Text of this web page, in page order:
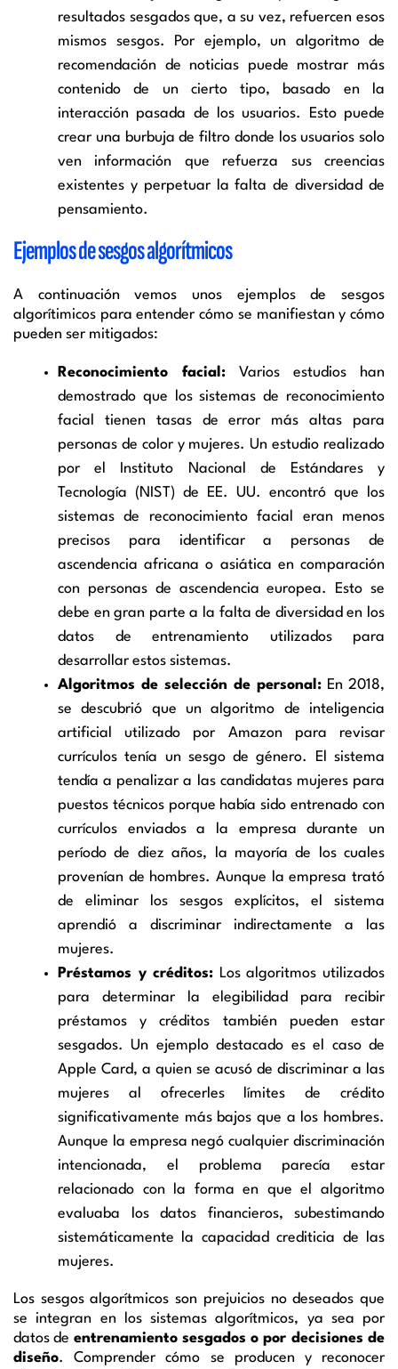
resultados sesgados que, a su vez, refuercen esos
mismos sesgos. Por ejemplo, un algoritmo de
recomendación de noticias puede mostrar más
contenido de un cierto tipo, basado en la
interacción pasada de los usuarios. Esto puede
crear una burbuja de filtro donde los usuarios solo
ven información que refuerza sus creencias
existentes y perpetuar la falta de diversidad de
pensamiento.
Ejemplos de sesgos algorítmicos
A continuación vemos unos ejemplos de sesgos
algorítimicos para entender cómo se manifiestan y cómo
pueden ser mitigados:
Reconocimiento facial: Varios estudios han
demostrado que los sistemas de reconocimiento
facial tienen tasas de error más altas para
personas de color y mujeres. Un estudio realizado
por el Instituto Nacional de Estándares y
Tecnología (NIST) de EE. UU. encontró que los
sistemas de reconocimiento facial eran menos
precisos para identificar a personas de
ascendencia africana o asiática en comparación
con personas de ascendencia europea. Esto se
debe en gran parte a la falta de diversidad en los
datos de entrenamiento utilizados para
desarrollar estos sistemas.
Algoritmos de selección de personal: En 2018,
se descubrió que un algoritmo de inteligencia
artificial utilizado por Amazon para revisar
currículos tenía un sesgo de género. El sistema
tendía a penalizar a las candidatas mujeres para
puestos técnicos porque había sido entrenado con
currículos enviados a la empresa durante un
período de diez años, la mayoría de los cuales
provenían de hombres. Aunque la empresa trató
de eliminar los sesgos explícitos, el sistema
aprendió a discriminar indirectamente a las
mujeres.
Préstamos y créditos: Los algoritmos utilizados
para determinar la elegibilidad para recibir
préstamos y créditos también pueden estar
sesgados. Un ejemplo destacado es el caso de
Apple Card, a quien se acusó de discriminar a las
mujeres al ofrecerles límites de crédito
significativamente más bajos que a los hombres.
Aunque la empresa negó cualquier discriminación
intencionada, el problema parecía estar
relacionado con la forma en que el algoritmo
evaluaba los datos financieros, subestimando
sistemáticamente la capacidad crediticia de las
mujeres.
Los sesgos algorítmicos son prejuicios no deseados que
se integran en los sistemas algorítmicos, ya sea por
datos de entrenamiento sesgados o por decisiones de
diseño. Comprender cómo se producen y reconocer